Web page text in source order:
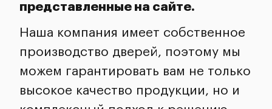
представленные на сайте.
Наша компания имеет собственное
производство дверей, поэтому мы
можем гарантировать вам не только
высокое качество продукции, но и